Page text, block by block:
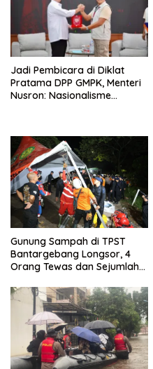
Jadi Pembicara di Diklat
Pratama DPP GMPK, Menteri
Nusron: Nasionalisme
Gunung Sampah di TPST
Bantargebang Longsor, 4
Orang Tewas dan Sejumlah